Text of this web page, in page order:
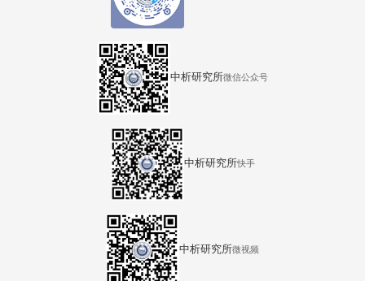
中析研究所微信公众号
中析研究所快手
中析研究所微视频